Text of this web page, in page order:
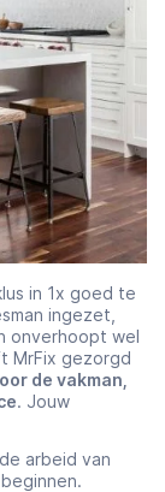
in 1x goed te
ingezet,
onverhoopt wel
MrFix gezorgd
de vakman,
. Jouw
arbeid van